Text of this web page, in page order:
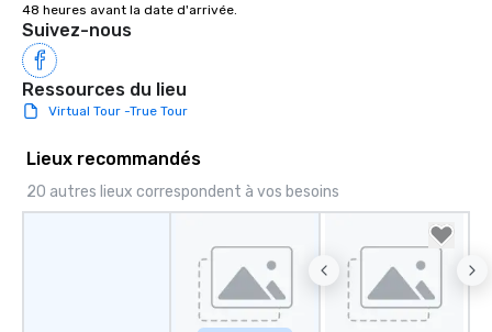
48 heures avant la date d'arrivée.
Suivez-nous
Ressources du lieu
Virtual Tour -True Tour
Lieux recommandés
20 autres lieux correspondent à vos besoins